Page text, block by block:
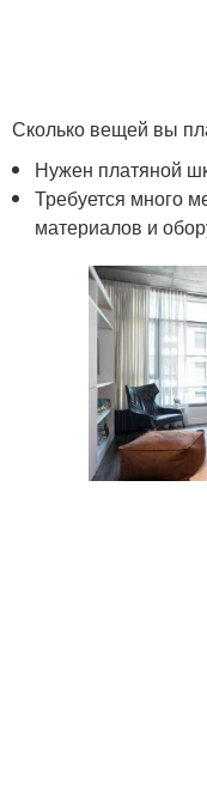
Сколько вещей вы
Нужен платяной
Требуется много
материалов и